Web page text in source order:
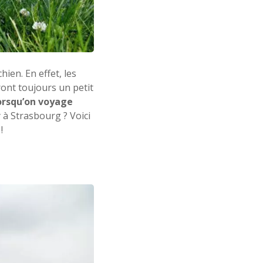
En effet, les
toujours un petit
voyage
Strasbourg ? Voici